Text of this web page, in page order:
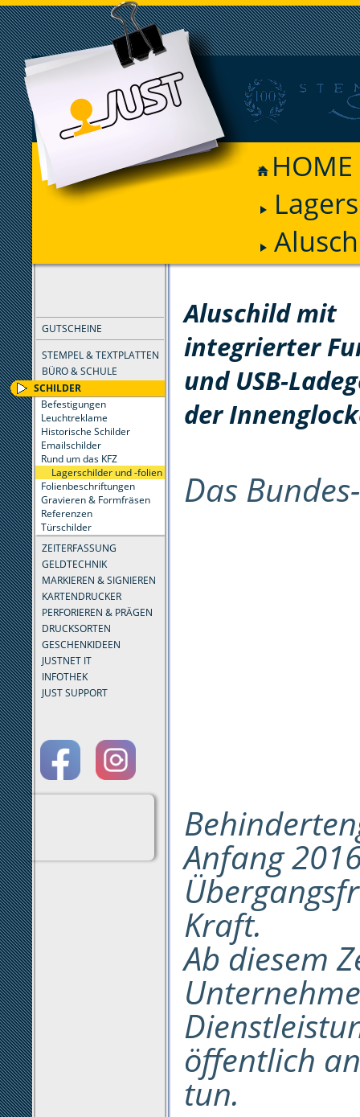
HOME
GUTSCHEINE
STEMPEL & TEXTPLATTEN
BÜRO & SCHULE
SCHILDER
Befestigungen
Leuchtreklame
Historische Schilder
Emailschilder
Rund um das KFZ
Lagerschilder und -folien
Folienbeschriftungen
Gravieren & Formfräsen
Referenzen
Türschilder
ZEITERFASSUNG
GELDTECHNIK
MARKIEREN & SIGNIEREN
KARTENDRUCKER
PERFORIEREN & PRÄGEN
DRUCKSORTEN
GESCHENKIDEEN
JUSTNET IT
INFOTHEK
JUST SUPPORT
Aluschild mit
integrierter
und USB-
der
Das Bundes-
Anfang
Kraft.
Ab diesem
öffentlich
tun.